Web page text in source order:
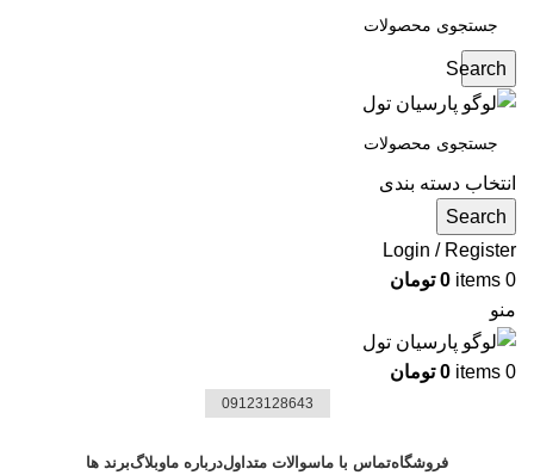
Search
انتخاب دسته بندی
Search
Login / Register
0
items
0 تومان
منو
0
items
0 تومان
09123128643
فروشگاهتماس با ماسوالات متداولدرباره ماوبلاگبرند ها